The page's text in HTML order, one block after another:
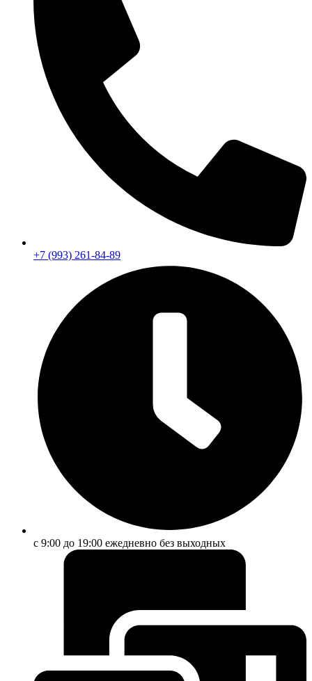
+7 (993) 261-84-89
с 9:00 до 19:00 ежедневно без выходных